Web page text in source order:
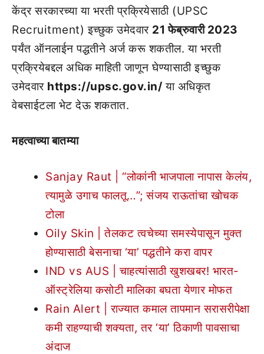
केंद्र सरकारच्या या भरती प्रक्रियेसाठी (UPSC
Recruitment) इच्छुक उमेदवार 21 फेब्रुवारी 2023
पर्यंत ऑनलाईन पद्धतीने अर्ज करू शकतील. या भरती
प्रक्रियेबद्दल अधिक माहिती जाणून घेण्यासाठी इच्छुक
उमेदवार https://upsc.gov.in/ या अधिकृत
वेबसाईटला भेट देऊ शकतात.
महत्वाच्या बातम्या
Sanjay Raut | “लोकांनी भाजपाला नापास केलंय,
त्यामुळे उगाच फालतू…”; संजय राऊतांचा खोचक
टोला
Oily Skin | तेलकट त्वचेच्या समस्येपासून मुक्त
होण्यासाठी बेसनाचा ‘या’ पद्धतीने करा वापर
IND vs AUS | चाहत्यांसाठी खुशखबर! भारत-
ऑस्ट्रेलिया कसोटी मालिका बघता येणार मोफत
Rain Alert | राज्यात कमाल तापमान सरासरीपेक्षा
कमी राहण्याची शक्यता, तर ‘या’ ठिकाणी पावसाचा
अंदाज